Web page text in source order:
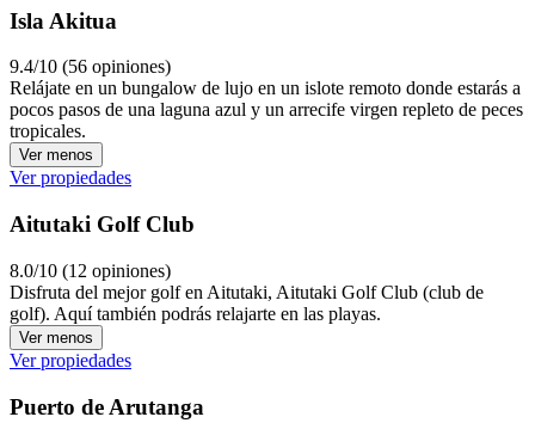
Isla Akitua
9.4/10 (56 opiniones)
Relájate en un bungalow de lujo en un islote remoto donde estarás a
pocos pasos de una laguna azul y un arrecife virgen repleto de peces
tropicales.
Ver menos
Ver propiedades
Aitutaki Golf Club
8.0/10 (12 opiniones)
Disfruta del mejor golf en Aitutaki, Aitutaki Golf Club (club de
golf). Aquí también podrás relajarte en las playas.
Ver menos
Ver propiedades
Puerto de Arutanga